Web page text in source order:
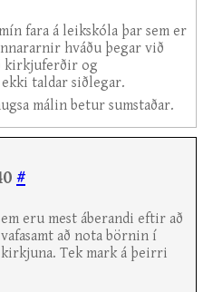
fara á leikskóla þar sem er
hváðu þegar við
kirkjuferðir og
taldar siðlegar.
málin betur sumstaðar.
#
eru mest áberandi eftir að
að nota börnin í
Tek mark á þeirri